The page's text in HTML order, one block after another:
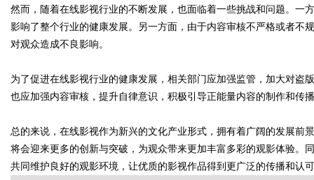
然而，随着在线影视行业的不断发展，也面临着一些挑战和问题。一
影响了整个行业的健康发展。另一方面，由于内容审核不严格或者不
对观众造成不良影响。
为了促进在线影视行业的健康发展，相关部门应加强监管，加大对盗
也应加强内容审核，提升自律意识，积极引导正能量内容的制作和传
总的来说，在线影视作为新兴的文化产业形式，拥有着广阔的发展前
将会迎来更多的创新与突破，为观众带来更加丰富多彩的观影体验。
共同维护良好的观影环境，让优质的影视作品得到更广泛的传播和认